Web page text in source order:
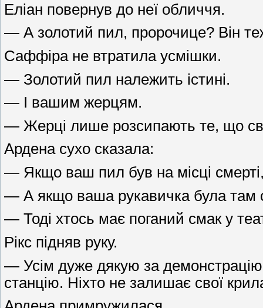
Еліан повернув до неї обличчя.
— А золотий пил, пророчице? Він
Саффіра не втратила усмішки.
— Золотий пил належить істині.
— І вашим жерцям.
— Жерці лише розсипають те, що
Ардена сухо сказала:
— Якщо ваш пил був на місці
— А якщо ваша рукавичка була там
— Тоді хтось має поганий смак у
Рікс підняв руку.
— Усім дуже дякую за демонстрацію
станцію. Ніхто не залишає свої